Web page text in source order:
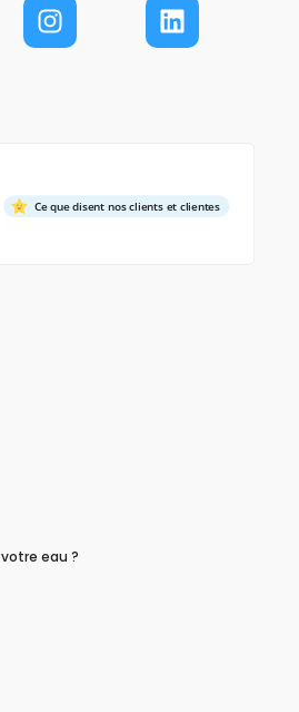
Ce que disent nos clients et clientes
eau ?